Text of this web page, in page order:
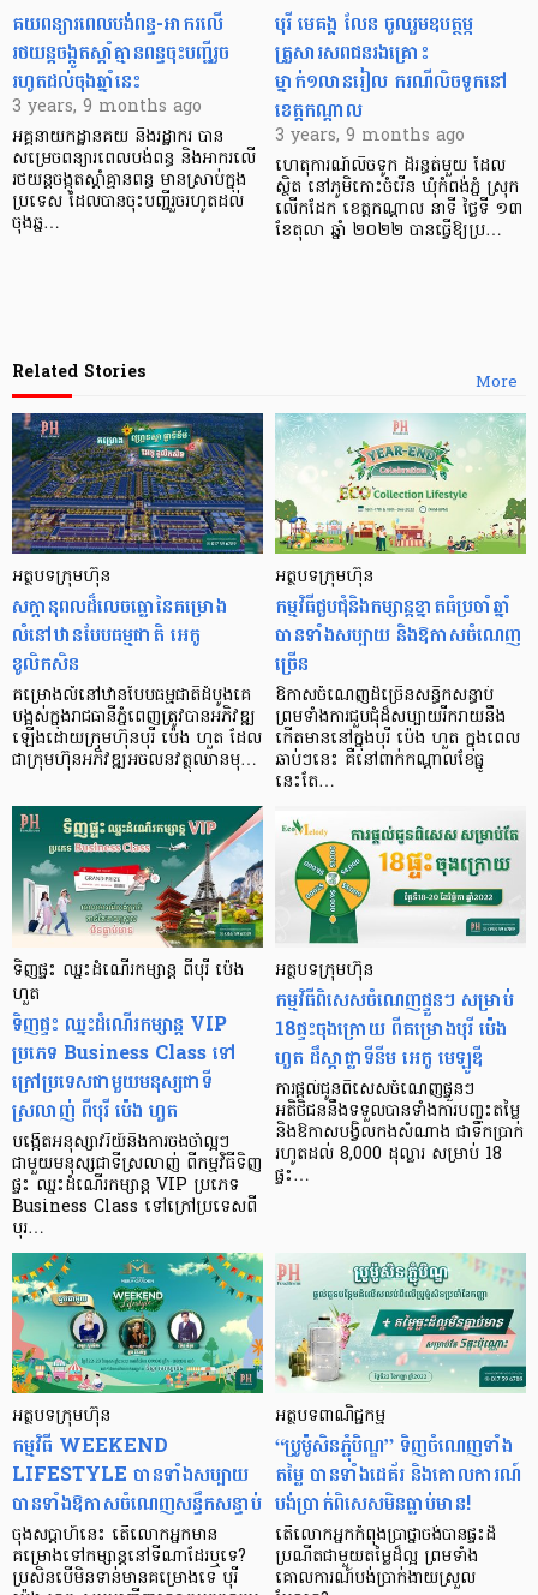
គយពន្យារពេលបង់ពន្ធ-អាករលើ
រថយន្តចង្កូតស្តាំគ្មានពន្ធចុះបញ្ជីរួច
រហូតដល់ចុងឆ្នាំនេះ
3 years, 9 months ago
អគ្គនាយកដ្ឋានគយ និងរដ្ឋាករ បាន
សម្រេចពន្យារពេលបង់ពន្ធ និងអាករលើ
រថយន្តចង្កូតស្តាំគ្មានពន្ធ មានស្រាប់ក្នុង
ប្រទេស ដែលបានចុះបញ្ជីរួចរហូតដល់
ចុងឆ្ន…
បុរី មេគង្គ លែន ចូលរួមឧបត្ថម្ភ
គ្រួសារសពជនរងគ្រោះ
ម្នាក់១លានរៀល ករណីលិចទូកនៅ
ខេត្តកណ្តាល
3 years, 9 months ago
ហេតុការណ៍លិចទូក ដ៏រន្ធត់មួយ ដែល
ស្ថិត នៅភូមិកោះចំរើន ឃុំកំពង់ភ្នំ ស្រុក
លើកដែក ខេត្តកណ្ដាល នាទី ថ្ងៃទី ១៣
ខែតុលា ឆ្នាំ ២០២២ បានធ្វើឱ្យប្រ…
More
Related Stories
អត្ថបទក្រុមហ៊ុន
សក្ដានុពលដ៏លេចធ្លោនៃគម្រោង
លំនៅឋានបែបធម្មជាតិ អេកូ
ខូលិកសិន
គម្រោងលំនៅឋានបែបធម្មជាតិដំបូងគេ
បង្អស់ក្នុងរាជធានីភ្នំពេញត្រូវបានអភិវឌ្ឍ
ឡើងដោយក្រុមហ៊ុនបុរី ប៉េង ហួត ដែល
ជាក្រុមហ៊ុនអភិវឌ្ឍអចលនវត្ថុឈានមុ…
អត្ថបទក្រុមហ៊ុន
កម្មវិធីជួបជុំនិងកម្សាន្តខ្នាតធំប្រចាំឆ្នាំ
បានទាំងសប្បាយ និងឱកាសចំណេញ
ច្រើន
ឱកាសចំណេញដ៏ច្រើនសន្ធឹកសន្ធាប់
ព្រមទាំងការជួបជុំដ៏សប្បាយរីករាយនឹង
កើតមាននៅក្នុងបុរី ប៉េង ហួត ក្នុងពេល
ឆាប់ៗនេះ គឺនៅពាក់កណ្ដាលខែធ្នូ
នេះតែ…
ទិញផ្ទះ ឈ្នះដំណើរកម្សាន្ត ពីបុរី ប៉េង
ហួត
ទិញផ្ទះ ឈ្នះដំណើរកម្សាន្ត VIP
ប្រភេទ Business Class ទៅ
ក្រៅប្រទេសជាមួយមនុស្សជាទី
ស្រលាញ់ ពីបុរី ប៉េង ហួត
បង្កើតអនុស្សាវរីយ៍និងការចងចាំល្អៗ
ជាមួយមនុស្សជាទីស្រលាញ់ ពីកម្មវិធីទិញ
ផ្ទះ ឈ្នះដំណើរកម្សាន្ត VIP ប្រភេទ
Business Class ទៅក្រៅប្រទេសពី
បុរ…
អត្ថបទក្រុមហ៊ុន
កម្មវិធីពិសេសចំណេញផ្ទួនៗ សម្រាប់
18ផ្ទះចុងក្រោយ ពីគម្រោងបុរី ប៉េង
ហួត ដឹស្តាផ្លាទីនីម អេកូ មេឡូឌី
ការផ្តល់ជូនពិសេសចំណេញផ្ទួនៗ
អតិថិជននឹងទទួលបានទាំងការបញ្ចុះតម្លៃ
និងឱកាសបង្វិលកងសំណាង ជាទឹកប្រាក់
រហូតដល់ 8,000 ដុល្លារ សម្រាប់ 18
ផ្ទះ…
អត្ថបទក្រុមហ៊ុន
កម្មវិធី WEEKEND
LIFESTYLE បានទាំងសប្បាយ
បានទាំងឱកាសចំណេញសន្ធឹកសន្ធាប់
ចុងសប្ដាហ៍នេះ តើលោកអ្នកមាន
គម្រោងទៅកម្សាន្តនៅទីណាដែរឬទេ?
ប្រសិនបើមិនទាន់មានគម្រោងទេ បុរី
អត្ថបទពាណិជ្ជកម្ម
“ប្រូម៉ូសិនភ្ជុំបិណ្ឌ” ទិញចំណេញទាំង
តម្លៃ បានទាំងដេគ័រ និងគោលការណ៍
បង់ប្រាក់ពិសេសមិនធ្លាប់មាន!
តើលោកអ្នកកំពុងប្រាថ្នាចង់បានផ្ទះដ៏
ប្រណីតជាមួយតម្លៃដ៏ល្អ ព្រមទាំង
គោលការណ៍បង់ប្រាក់ងាយស្រួល